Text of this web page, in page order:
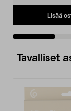
Lisää
Tavalliset